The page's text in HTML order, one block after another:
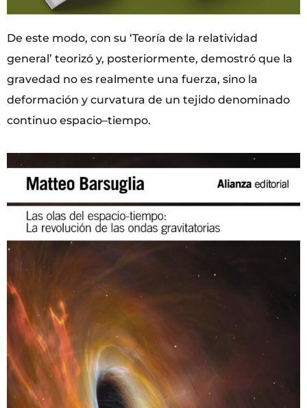
De este modo, con su ‘Teoría de la relatividad
general’ teorizó y, posteriormente, demostró que la
gravedad no es realmente una fuerza, sino la
deformación y curvatura de un tejido denominado
continuo espacio–tiempo.